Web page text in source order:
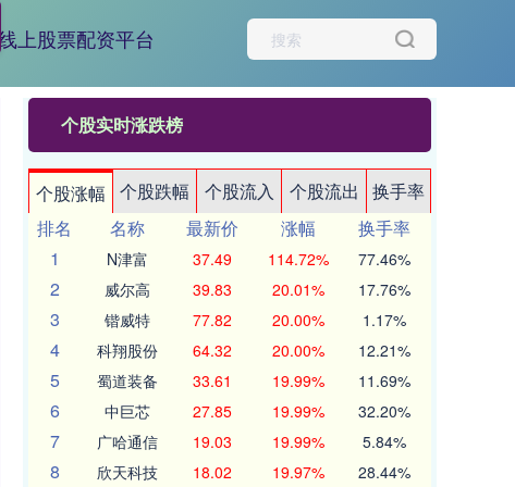
线上股票配资平台
个股实时涨跌榜
个股涨幅 个股跌幅 个股流入 个股流出
换手率
排名
名称 最新价 涨幅
换手率
1
N津富 37.49 114.72% 77.46%
2 威尔高 39.83 20.01% 17.76%
3 锴威特 77.82 20.00% 1.17%
4 科翔股份 64.32 20.00% 12.21%
5 蜀道装备 33.61 19.99% 11.69%
6 中巨芯 27.85 19.99% 32.20%
7 广哈通信 19.03 19.99% 5.84%
8 欣天科技 18.02 19.97% 28.44%